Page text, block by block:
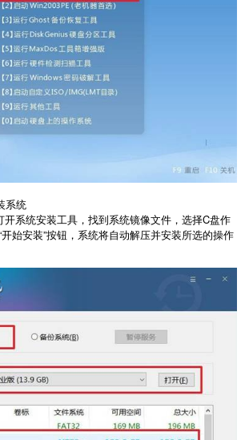
系统
开系统安装工具，找到系统镜像文件，选择C盘作
始安装”按钮，系统将自动解压并安装所选的操作